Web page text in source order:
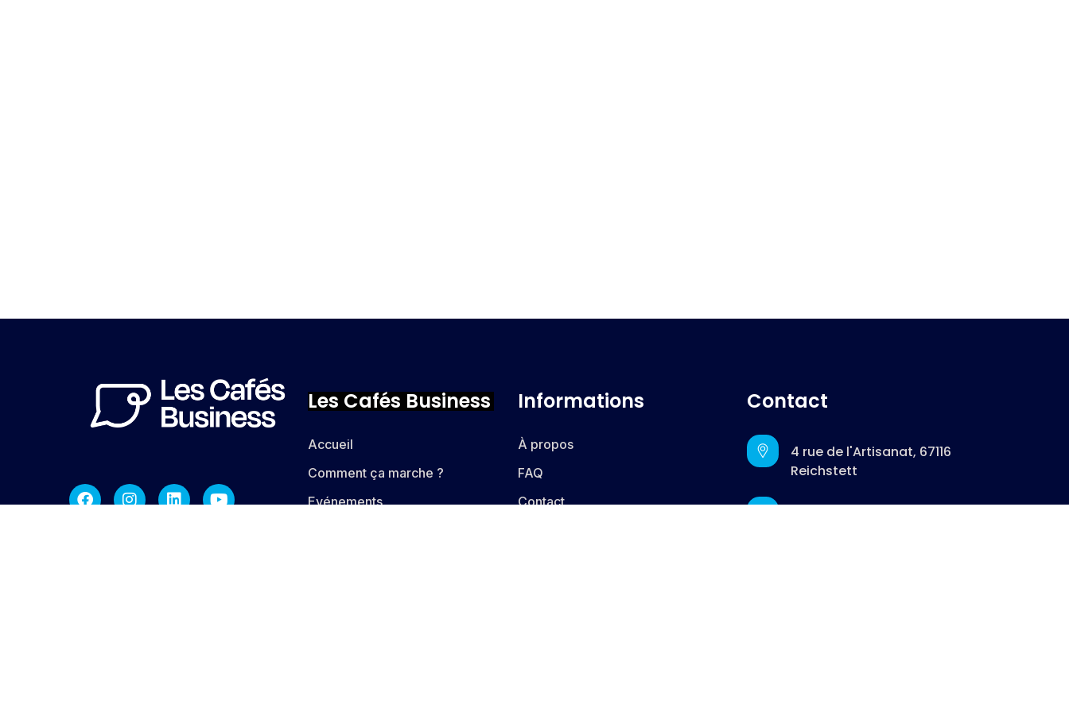
Les Cafés Business
Accueil
Comment ça marche ?
Evénements
Informations
À propos
FAQ
Contact
Contact
4 rue de l'Artisanat, 67116
Reichstett